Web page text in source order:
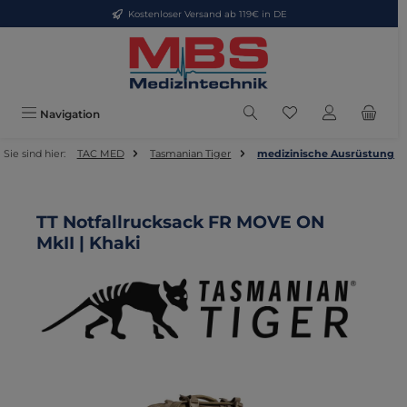
Zum Hauptinhalt springenKostenloser Versand ab 119€ in DE
Navigation Du hast 0
Sie sind hier: TAC MED Tasmanian Tiger medizinische Ausrüstung
TT Notfallrucksack FR MOVE ON
MkII | Khaki